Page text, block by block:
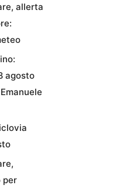
allerta
agosto
per